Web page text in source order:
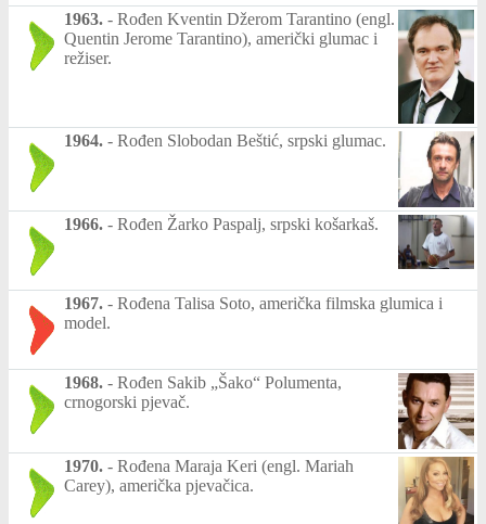
1963. - Rođen Kventin Džerom Tarantino (engl.
Quentin Jerome Tarantino), američki glumac i
režiser.
1964. - Rođen Slobodan Beštić, srpski glumac.
1966. - Rođen Žarko Paspalj, srpski košarkaš.
1967. - Rođena Talisa Soto, američka filmska glumica i
model.
1968. - Rođen Sakib „Šako“ Polumenta,
crnogorski pjevač.
1970. - Rođena Maraja Keri (engl. Mariah
Carey), američka pjevačica.